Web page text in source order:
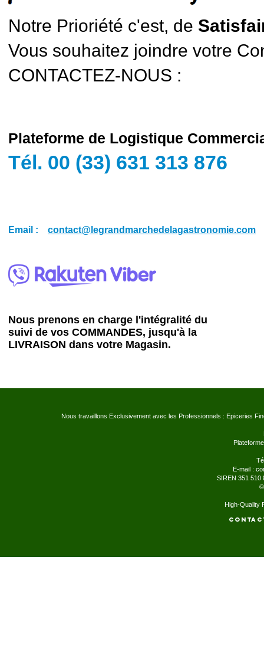
Notre Prioriété c'est, de
Vous souhaitez joindre votre
CONTACTEZ-NOUS :
Plateforme de Logistique
Tél. 00 (33) 631 313 876
Email : contact@legrandmarchedelagastronomie.com
Nous prenons en charge l'intégralité du
suivi de vos COMMANDES, jusqu'à la
LIVRAISON dans votre Magasin.
Nous travaillons Exclusivement avec les Professionnels : Epiceries
E-mail :
SIREN 351
©
High-Quality